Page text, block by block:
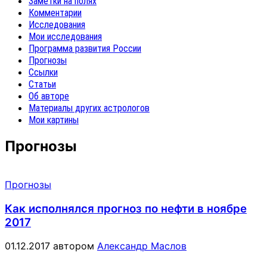
Комментарии
Исследования
Мои исследования
Программа развития России
Прогнозы
Ссылки
Статьи
Об авторе
Материалы других астрологов
Мои картины
Прогнозы
Прогнозы
Как исполнялся прогноз по нефти в ноябре
2017
01.12.2017 автором Александр Маслов